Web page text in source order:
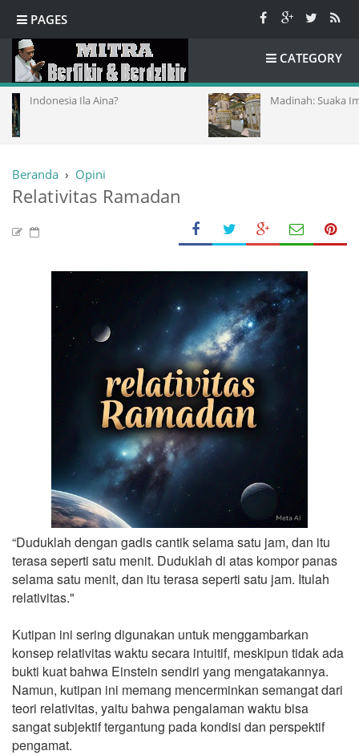
PAGES
CATEGORY
Ila Aina? Madinah: Suaka Iman Paling
Beranda › Opini
Relativitas Ramadan
“Duduklah dengan gadis cantik selama satu jam, dan itu
terasa seperti satu menit. Duduklah di atas kompor panas
selama satu menit, dan itu terasa seperti satu jam. Itulah
relativitas."
Kutipan ini sering digunakan untuk menggambarkan
konsep relativitas waktu secara intuitif, meskipun tidak ada
bukti kuat bahwa Einstein sendiri yang mengatakannya.
Namun, kutipan ini memang mencerminkan semangat dari
teori relativitas, yaitu bahwa pengalaman waktu bisa
sangat subjektif tergantung pada kondisi dan perspektif
pengamat.